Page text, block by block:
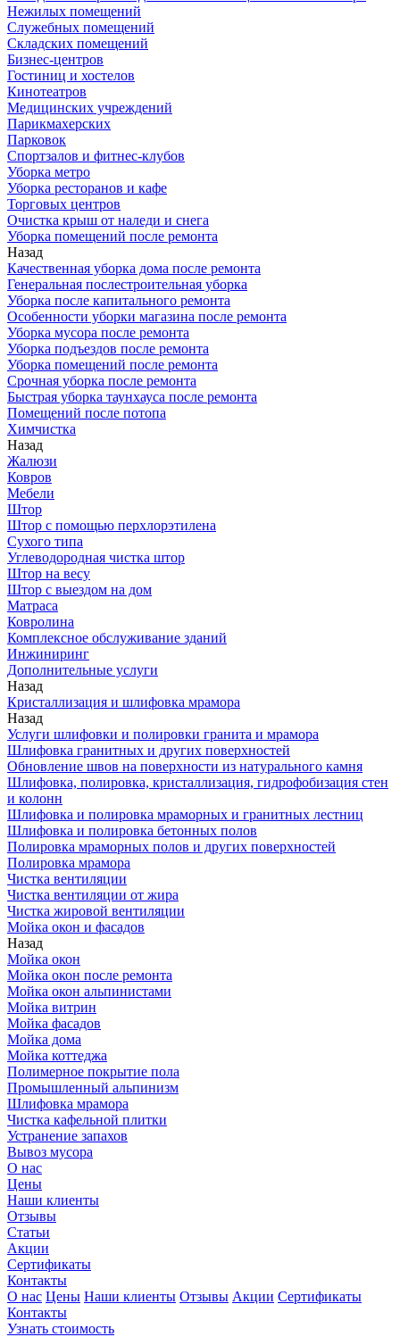
Нежилых помещений
Служебных помещений
Складских помещений
Бизнес-центров
Гостиниц и хостелов
Кинотеатров
Медицинских учреждений
Парикмахерских
Парковок
Спортзалов и фитнес-клубов
Уборка метро
Уборка ресторанов и кафе
Торговых центров
Очистка крыш от наледи и снега
Уборка помещений после ремонта
Назад
Качественная уборка дома после ремонта
Генеральная послестроительная уборка
Уборка после капитального ремонта
Особенности уборки магазина после ремонта
Уборка мусора после ремонта
Уборка подъездов после ремонта
Уборка помещений после ремонта
Срочная уборка после ремонта
Быстрая уборка таунхауса после ремонта
Помещений после потопа
Химчистка
Назад
Жалюзи
Ковров
Мебели
Штор
Штор с помощью перхлорэтилена
Сухого типа
Углеводородная чистка штор
Штор на весу
Штор с выездом на дом
Матраса
Ковролина
Комплексное обслуживание зданий
Инжиниринг
Дополнительные услуги
Назад
Кристаллизация и шлифовка мрамора
Назад
Услуги шлифовки и полировки гранита и мрамора
Шлифовка гранитных и других поверхностей
Обновление швов на поверхности из натурального камня
Шлифовка, полировка, кристаллизация, гидрофобизация стен
и колонн
Шлифовка и полировка мраморных и гранитных лестниц
Шлифовка и полировка бетонных полов
Полировка мраморных полов и других поверхностей
Полировка мрамора
Чистка вентиляции
Чистка вентиляции от жира
Чистка жировой вентиляции
Мойка окон и фасадов
Назад
Мойка окон
Мойка окон после ремонта
Мойка окон альпинистами
Мойка витрин
Мойка фасадов
Мойка дома
Мойка коттеджа
Полимерное покрытие пола
Промышленный альпинизм
Шлифовка мрамора
Чистка кафельной плитки
Устранение запахов
Вывоз мусора
О нас
Цены
Наши клиенты
Отзывы
Статьи
Акции
Сертификаты
Контакты
О нас Цены Наши клиенты Отзывы Акции Сертификаты
Контакты
Узнать стоимость